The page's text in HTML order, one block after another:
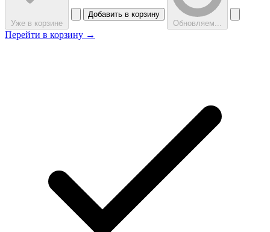
Уже в корзине
Добавить в корзину
Обновляем...
Перейти в корзину →